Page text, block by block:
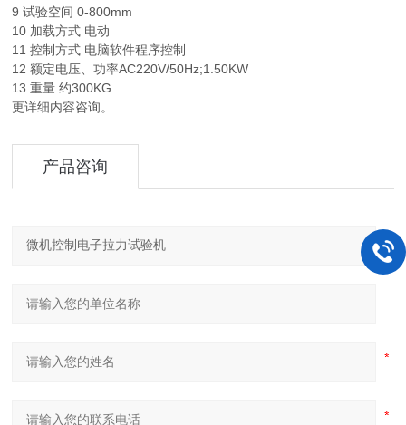
9 试验空间 0-800mm
10 加载方式 电动
11 控制方式 电脑软件程序控制
12 额定电压、功率AC220V/50Hz;1.50KW
13 重量 约300KG
更详细内容咨询。
产品咨询